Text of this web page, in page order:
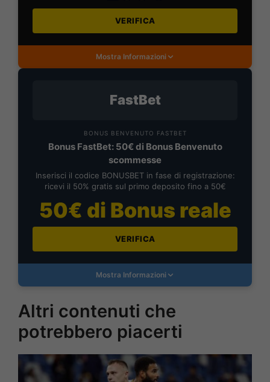
VERIFICA
Mostra Informazioni
FastBet
BONUS BENVENUTO FASTBET
Bonus FastBet: 50€ di Bonus Benvenuto
scommesse
Inserisci il codice BONUSBET in fase di registrazione:
ricevi il 50% gratis sul primo deposito fino a 50€
50€ di Bonus reale
VERIFICA
Mostra Informazioni
Altri contenuti che
potrebbero piacerti